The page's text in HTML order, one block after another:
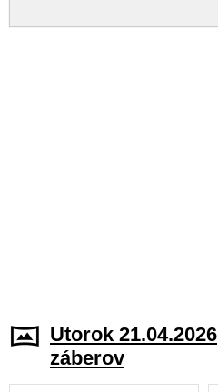
Utorok 21.04.2026
záberov